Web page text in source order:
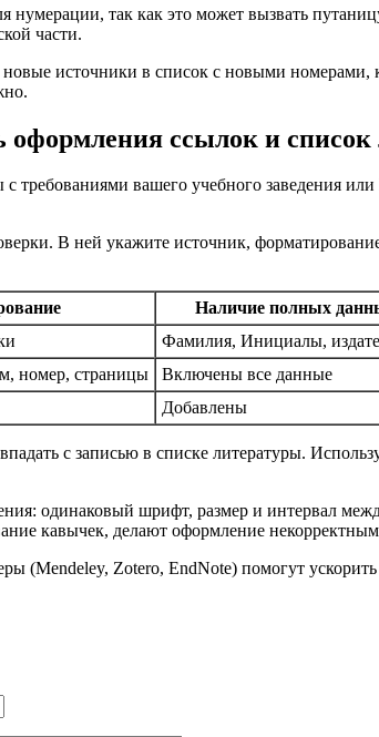
так как это может вызвать
части.
источники в список с новыми
оформления ссылок и список
требованиями вашего учебного заведения
В ней укажите источник,
Наличие полных
Фамилия, Инициалы,
номер, страницы Включены все данные
Добавлены
с записью в списке литературы.
одинаковый шрифт, размер и интервал
кавычек, делают оформление
(Mendeley, Zotero, EndNote) помогут